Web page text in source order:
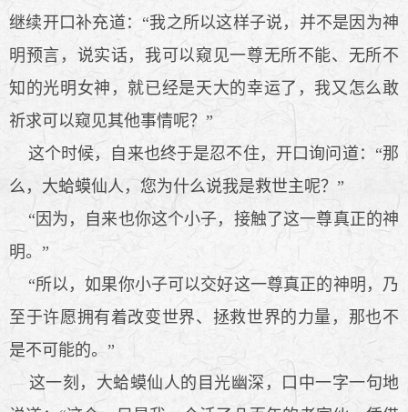
继续开口补充道：“我之所以这样子说，并不是因为神
明预言，说实话，我可以窥见一尊无所不能、无所不
知的光明女神，就已经是天大的幸运了，我又怎么敢
祈求可以窥见其他事情呢？”
这个时候，自来也终于是忍不住，开口询问道：“那
么，大蛤蟆仙人，您为什么说我是救世主呢？”
“因为，自来也你这个小子，接触了这一尊真正的神
明。”
“所以，如果你小子可以交好这一尊真正的神明，乃
至于许愿拥有着改变世界、拯救世界的力量，那也不
是不可能的。”
这一刻，大蛤蟆仙人的目光幽深，口中一字一句地